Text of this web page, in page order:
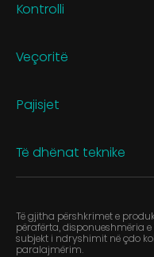
Kontrolli
Veçoritë
Pajisjet
Të dhënat teknike
Të gjitha përshkrimet e
përafërta, disponueshmëria
subjekt i ndryshimit në çdo
paralajmërim.